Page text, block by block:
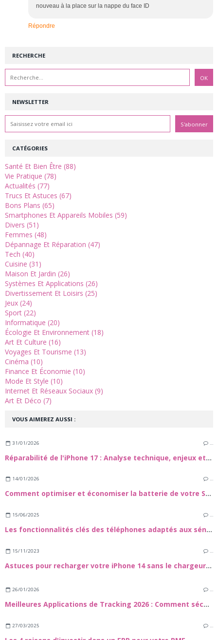
nouveau à la place sur la nappe du face ID
Répondre
NEWSLETTER
RECHERCHE
VOUS AIMEREZ AUSSI :
31/01/2026 …
Réparabilité de l'iPhone 17 : Analyse technique, enjeux et guide de maintenance
14/01/2026 …
Comment optimiser et économiser la batterie de votre Samsung Galaxy S24
15/06/2025 …
Les fonctionnalités clés des téléphones adaptés aux séniors
15/11/2023
Astuces pour recharger votre iPhone 14 sans le chargeur officiel
26/01/2026 …
Meilleures Applications de Tracking 2026 : Comment sécuuriser vos proches et vos appareils
27/03/2025 …
CATÉGORIES
Santé Et Bien Être (88)
Vie Pratique (78)
Actualités (77)
Trucs Et Astuces (67)
Bons Plans (65)
Smartphones Et Appareils Mobiles (59)
Divers (51)
Femmes (48)
Dépannage Et Réparation (47)
Tech (40)
Cuisine (31)
Maison Et Jardin (26)
Systèmes Et Applications (26)
Divertissement Et Loisirs (25)
Jeux (24)
Sport (22)
Informatique (20)
Écologie Et Environnement (18)
Art Et Culture (16)
Voyages Et Tourisme (13)
Cinéma (10)
Finance Et Économie (10)
Mode Et Style (10)
Internet Et Réseaux Sociaux (9)
Art Et Déco (7)